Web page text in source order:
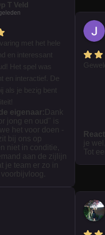
T Veld
met het hele
en interessant
Het spel was
en interactief. De
als je bezig bent
eigenaar: Dank
jong en oud" is
het voor doen -
bij ons op
niet in conditie,
aan de zijlijn
je team er zo in
je
Tot